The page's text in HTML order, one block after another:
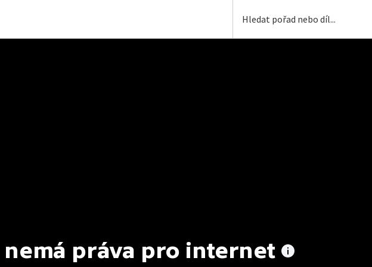
nemá práva pro internet